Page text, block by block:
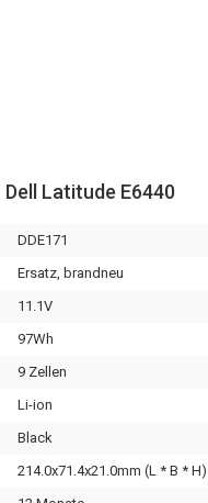
Latitude E6440
DDE171
Ersatz, brandneu
11.1V
97Wh
9 Zellen
Li-ion
Black
214.0x71.4x21.0mm (L * B * H)